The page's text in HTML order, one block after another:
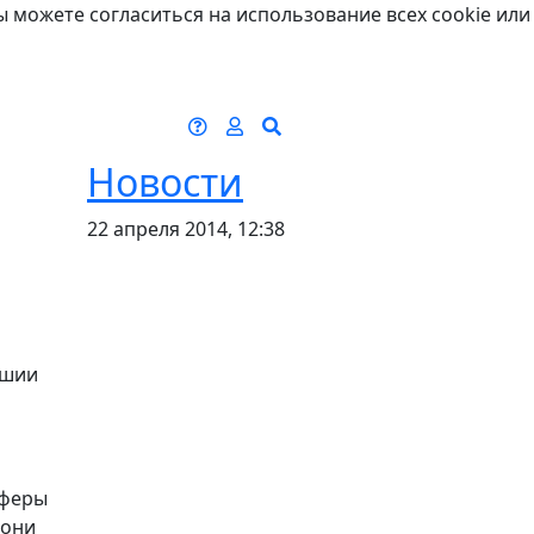
согласиться на использование всех cookie или
Новости
22 апреля 2014, 12:38